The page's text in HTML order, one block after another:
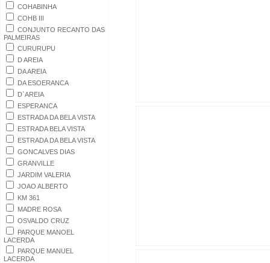
COHABINHA
COHB III
CONJUNTO RECANTO DAS
PALMEIRAS
CURURUPU
D AREIA
DA AREIA
DA ESOERANCA
D`AREIA
ESPERANCA
ESTRADA DA BELA VISTA
ESTRADA BELA VISTA
ESTRADA DA BELA VISTA
GONCALVES DIAS
GRANVILLE
JARDIM VALERIA
JOAO ALBERTO
KM 361
MADRE ROSA
OSVALDO CRUZ
PARQUE MANOEL
LACERDA
PARQUE MANUEL
LACERDA